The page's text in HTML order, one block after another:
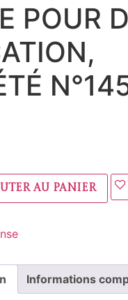
POUR
au panier
Informations